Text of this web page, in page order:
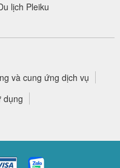
lịch Pleiku
và cung ứng dịch vụ
dụng